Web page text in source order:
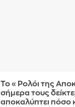
Το «Ρολόι της
σήμερα τους
αποκαλύπτει πόσο